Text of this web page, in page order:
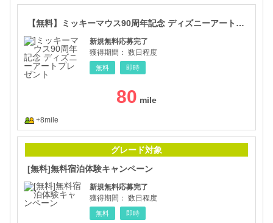
【無料】ミッキーマウス90周年記念 ディズニーアートプレゼント
新規無料応募完了
獲得期間： 数日程度
無料 即時
80
+8mile
グレード対象
[無料]無料宿泊体験キャンペーン
新規無料応募完了
獲得期間： 数日程度
無料 即時